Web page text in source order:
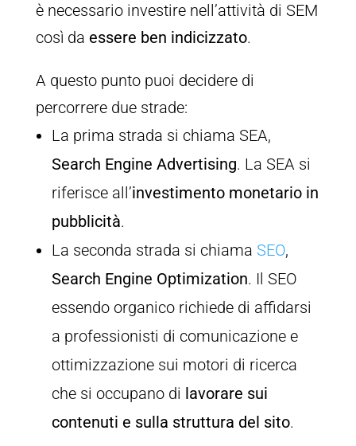
è necessario investire nell’attività di SEM
così da essere ben indicizzato.
A questo punto puoi decidere di
percorrere due strade:
La prima strada si chiama SEA,
Search Engine Advertising. La SEA si
riferisce all’investimento monetario in
pubblicità.
La seconda strada si chiama SEO,
Search Engine Optimization. Il SEO
essendo organico richiede di affidarsi
a professionisti di comunicazione e
ottimizzazione sui motori di ricerca
che si occupano di lavorare sui
contenuti e sulla struttura del sito.